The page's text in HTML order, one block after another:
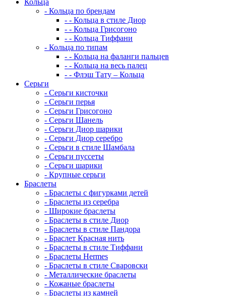
- Кольца по брендам
- - Кольца в стиле Диор
- - Кольца Грисогоно
- - Кольца Тиффани
- Кольца по типам
- - Кольца на фаланги пальцев
- - Кольца на весь палец
- - Флэш Тату – Кольца
Серьги
- Серьги кисточки
- Серьги перья
- Серьги Грисогоно
- Серьги Шанель
- Серьги Диор шарики
- Серьги Диор серебро
- Серьги в стиле Шамбала
- Серьги пуссеты
- Серьги шарики
- Крупные серьги
Браслеты
- Браслеты с фигурками детей
- Браслеты из серебра
- Широкие браслеты
- Браслеты в стиле Диор
- Браслеты в стиле Пандора
- Браслет Красная нить
- Браслеты в стиле Тиффани
- Браслеты Hermes
- Браслеты в стиле Сваровски
- Металлические браслеты
- Кожаные браслеты
- Браслеты из камней